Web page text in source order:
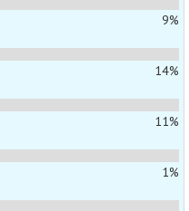
9%
14%
11%
1%